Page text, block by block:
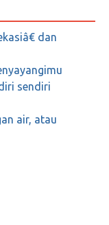
dan
sendiri
air, atau